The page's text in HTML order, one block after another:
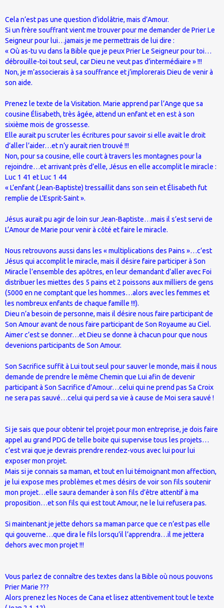
Cela n’est pas une question d’idolâtrie, mais d’Amour.
Si un frère souffrant vient me trouver pour me demander de Prier Le
Seigneur pour lui…jamais je me permettrais de lui dire :
« Où as-tu vu dans la Bible que je peux Prier Le Seigneur pour toi…
débrouille-toi tout seul, car Dieu ne veut pas d’intermédiaire » !!!
Non, je m’associerais à sa souffrance et j’implorerais Dieu de venir à
son aide.
Prenez le texte de la Visitation. Marie apprend par l’Ange que sa
cousine Élisabeth, très âgée, attend un enfant et en est à son
sixième mois de grossesse.
Elle aurait pu scruter les écritures pour savoir si elle avait le droit
d’aller l’aider…et n’y aurait rien trouvé !!!
Non, pour sa cousine, elle court à travers les montagnes pour la
rejoindre…et arrivant près d’elle, Jésus en elle accomplit le miracle :
Luc 1 41 et Luc 1 44
« L’enfant (Jean-Baptiste) tressaillit dans son sein et Élisabeth fut
remplie de L’Esprit-Saint ».
Jésus aurait pu agir de loin sur Jean-Baptiste…mais il s’est servi de
L’Amour de Marie pour venir à côté et faire le miracle.
Nous retrouvons aussi dans les « multiplications des Pains »…c’est
Jésus qui accomplit le miracle, mais il désire faire participer à Son
Miracle l’ensemble des apôtres, en leur demandant d’aller avec Foi
distribuer les miettes des 5 pains et 2 poissons aux milliers de gens
(5000 en ne comptant que les hommes…alors avec les femmes et
les nombreux enfants de chaque famille !!!).
Dieu n’a besoin de personne, mais il désire nous faire participant de
Son Amour avant de nous faire participant de Son Royaume au Ciel.
Aimer c’est se donner…et Dieu se donne à chacun pour que nous
devenions participants de Son Amour.
Son Sacrifice suffit à Lui tout seul pour sauver le monde, mais il nous
demande de prendre le même Chemin que Lui afin de devenir
participant à Son Sacrifice d’Amour…celui qui ne prend pas Sa Croix
ne sera pas sauvé…celui qui perd sa vie à cause de Moi sera sauvé !
Si je sais que pour obtenir tel projet pour mon entreprise, je dois faire
appel au grand PDG de telle boite qui supervise tous les projets…
c’est vrai que je devrais prendre rendez-vous avec lui pour lui
exposer mon projet.
Mais si je connais sa maman, et tout en lui témoignant mon affection,
je lui expose mes problèmes et mes désirs de voir son fils soutenir
mon projet…elle saura demander à son fils d’être attentif à ma
proposition…et son fils qui est tout Amour, ne le lui refusera pas.
Si maintenant je jette dehors sa maman parce que ce n’est pas elle
qui gouverne…que dira le fils lorsqu’il l’apprendra…il me jettera
dehors avec mon projet !!!
Vous parlez de connaître des textes dans la Bible où nous pouvons
Prier Marie ???
Alors prenez les Noces de Cana et lisez attentivement tout le texte